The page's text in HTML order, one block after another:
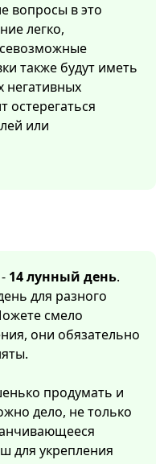
вопросы в это
легко,
также будут иметь
негативных
остерегаться
или
14 лунный день.
для разного
смело
они обязательно
продумать и
дело, не только
для укрепления